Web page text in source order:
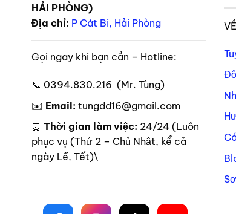
HẢI PHÒNG)
Địa chỉ: P Cát Bi, Hải Phòng
Gọi ngay khi bạn cần – Hotline:
📞 0394.830.216 (Mr. Tùng)
✉️ Email: tungdd16@gmail.com
⏰ Thời gian làm việc: 24/24 (Luôn
phục vụ (Thứ 2 – Chủ Nhật, kể cả
ngày Lễ, Tết)\